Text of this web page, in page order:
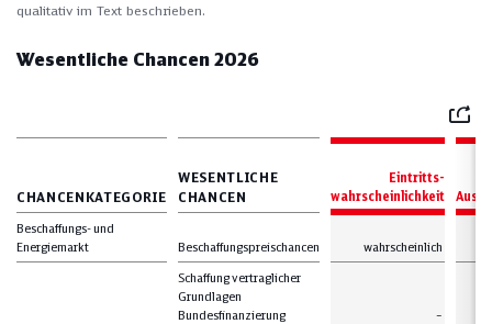
qualitativ im Text beschrieben.
Wesentliche Chancen 2026
Mail
CHANCENKATEGORIE
WESENTLICHE
CHANCEN
Eintritts-
wahrscheinlichkeit
Beschaffungs- und
Energiemarkt
Beschaffungspreischancen wahrscheinlich
Schaffung vertraglicher
Grundlagen
Bundesfinanzierung
–